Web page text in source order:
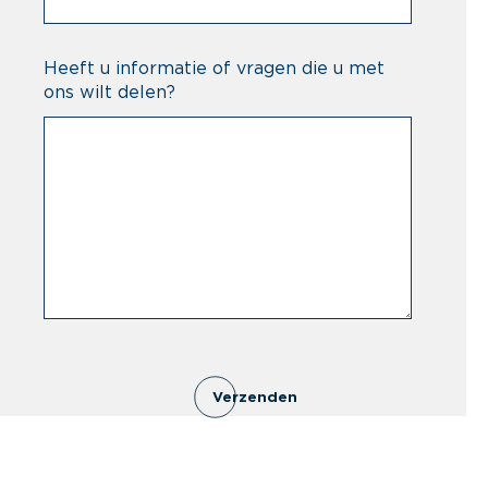
Heeft u informatie of vragen die u met
ons wilt delen?
Verzenden